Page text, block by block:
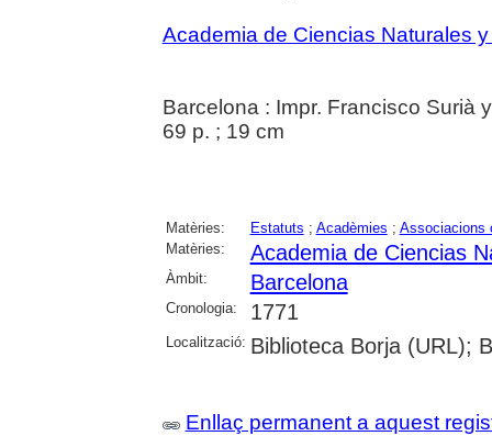
Academia de Ciencias Naturales
Barcelona : Impr. Francisco Surià
69 p. ; 19 cm
Matèries: Estatuts ; Acadèmies ; Associacions
Matèries:
Academia de Ciencias
Àmbit: Barcelona
Cronologia: 1771
Localització: Biblioteca Borja (URL);
Enllaç permanent a aquest